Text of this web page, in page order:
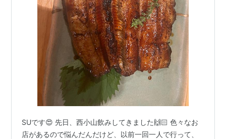
SUです😍 先日、西小山飲みしてきました🙌🏻 色々なお
店があるので悩んだんだけど、以前一回一人で行って、